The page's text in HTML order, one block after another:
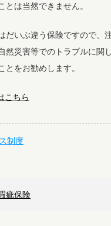
とは当然できません。
だいぶ違う保険ですので、
然災害等でのトラブルに関
とをお勧めします。
こちら
制度
疵保険